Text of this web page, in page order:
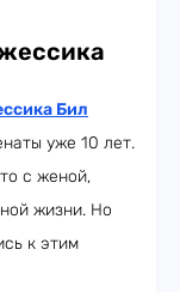
Бил
уже 10 лет.
с женой,
жизни. Но
к этим